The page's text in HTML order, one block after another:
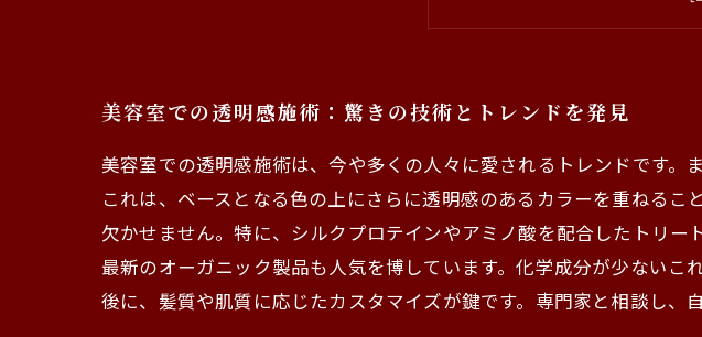
美しい透明感を手に入
美容室での透明感施術：驚きの技術とトレンドを発見
美容室での透明感施術は、今や多くの人々に愛されるトレンドです。
これは、ベースとなる色の上にさらに透明感のあるカラーを重ねる
欠かせません。特に、シルクプロテインやアミノ酸を配合したトリー
最新のオーガニック製品も人気を博しています。化学成分が少ない
後に、髪質や肌質に応じたカスタマイズが鍵です。専門家と相談し、